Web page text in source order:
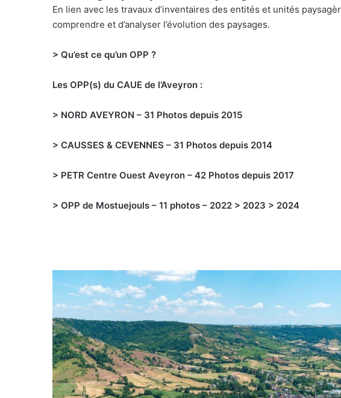
En lien avec les travaux d’inventaires des entités et unités
comprendre et d’analyser l’évolution des paysages.
> Qu’est ce qu’un OPP ?
Les OPP(s) du CAUE de l’Aveyron :
> NORD AVEYRON – 31 Photos depuis 2015
> CAUSSES & CEVENNES – 31 Photos depuis 2014
> PETR Centre Ouest Aveyron – 42 Photos depuis 2017
> OPP de Mostuejouls – 11 photos – 2022 > 2023 > 2024